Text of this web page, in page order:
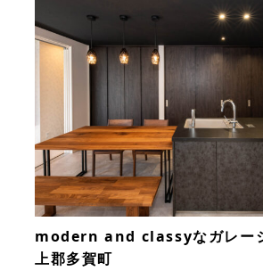
modern and classyなガレー
上郡多賀町